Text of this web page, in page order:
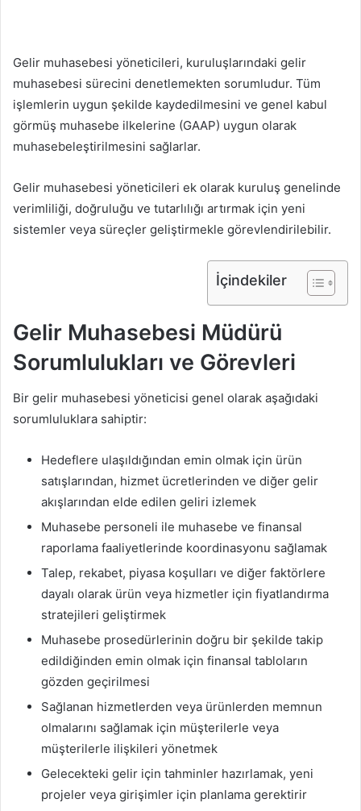
Gelir muhasebesi yöneticileri, kuruluşlarındaki gelir
muhasebesi sürecini denetlemekten sorumludur. Tüm
işlemlerin uygun şekilde kaydedilmesini ve genel kabul
görmüş muhasebe ilkelerine (GAAP) uygun olarak
muhasebeleştirilmesini sağlarlar.
Gelir muhasebesi yöneticileri ek olarak kuruluş genelinde
verimliliği, doğruluğu ve tutarlılığı artırmak için yeni
sistemler veya süreçler geliştirmekle görevlendirilebilir.
İçindekiler
Gelir Muhasebesi Müdürü
Sorumlulukları ve Görevleri
Bir gelir muhasebesi yöneticisi genel olarak aşağıdaki
sorumluluklara sahiptir:
Hedeflere ulaşıldığından emin olmak için ürün
satışlarından, hizmet ücretlerinden ve diğer gelir
akışlarından elde edilen geliri izlemek
Muhasebe personeli ile muhasebe ve finansal
raporlama faaliyetlerinde koordinasyonu sağlamak
Talep, rekabet, piyasa koşulları ve diğer faktörlere
dayalı olarak ürün veya hizmetler için fiyatlandırma
stratejileri geliştirmek
Muhasebe prosedürlerinin doğru bir şekilde takip
edildiğinden emin olmak için finansal tabloların
gözden geçirilmesi
Sağlanan hizmetlerden veya ürünlerden memnun
olmalarını sağlamak için müşterilerle veya
müşterilerle ilişkileri yönetmek
Gelecekteki gelir için tahminler hazırlamak, yeni
projeler veya girişimler için planlama gerektirir